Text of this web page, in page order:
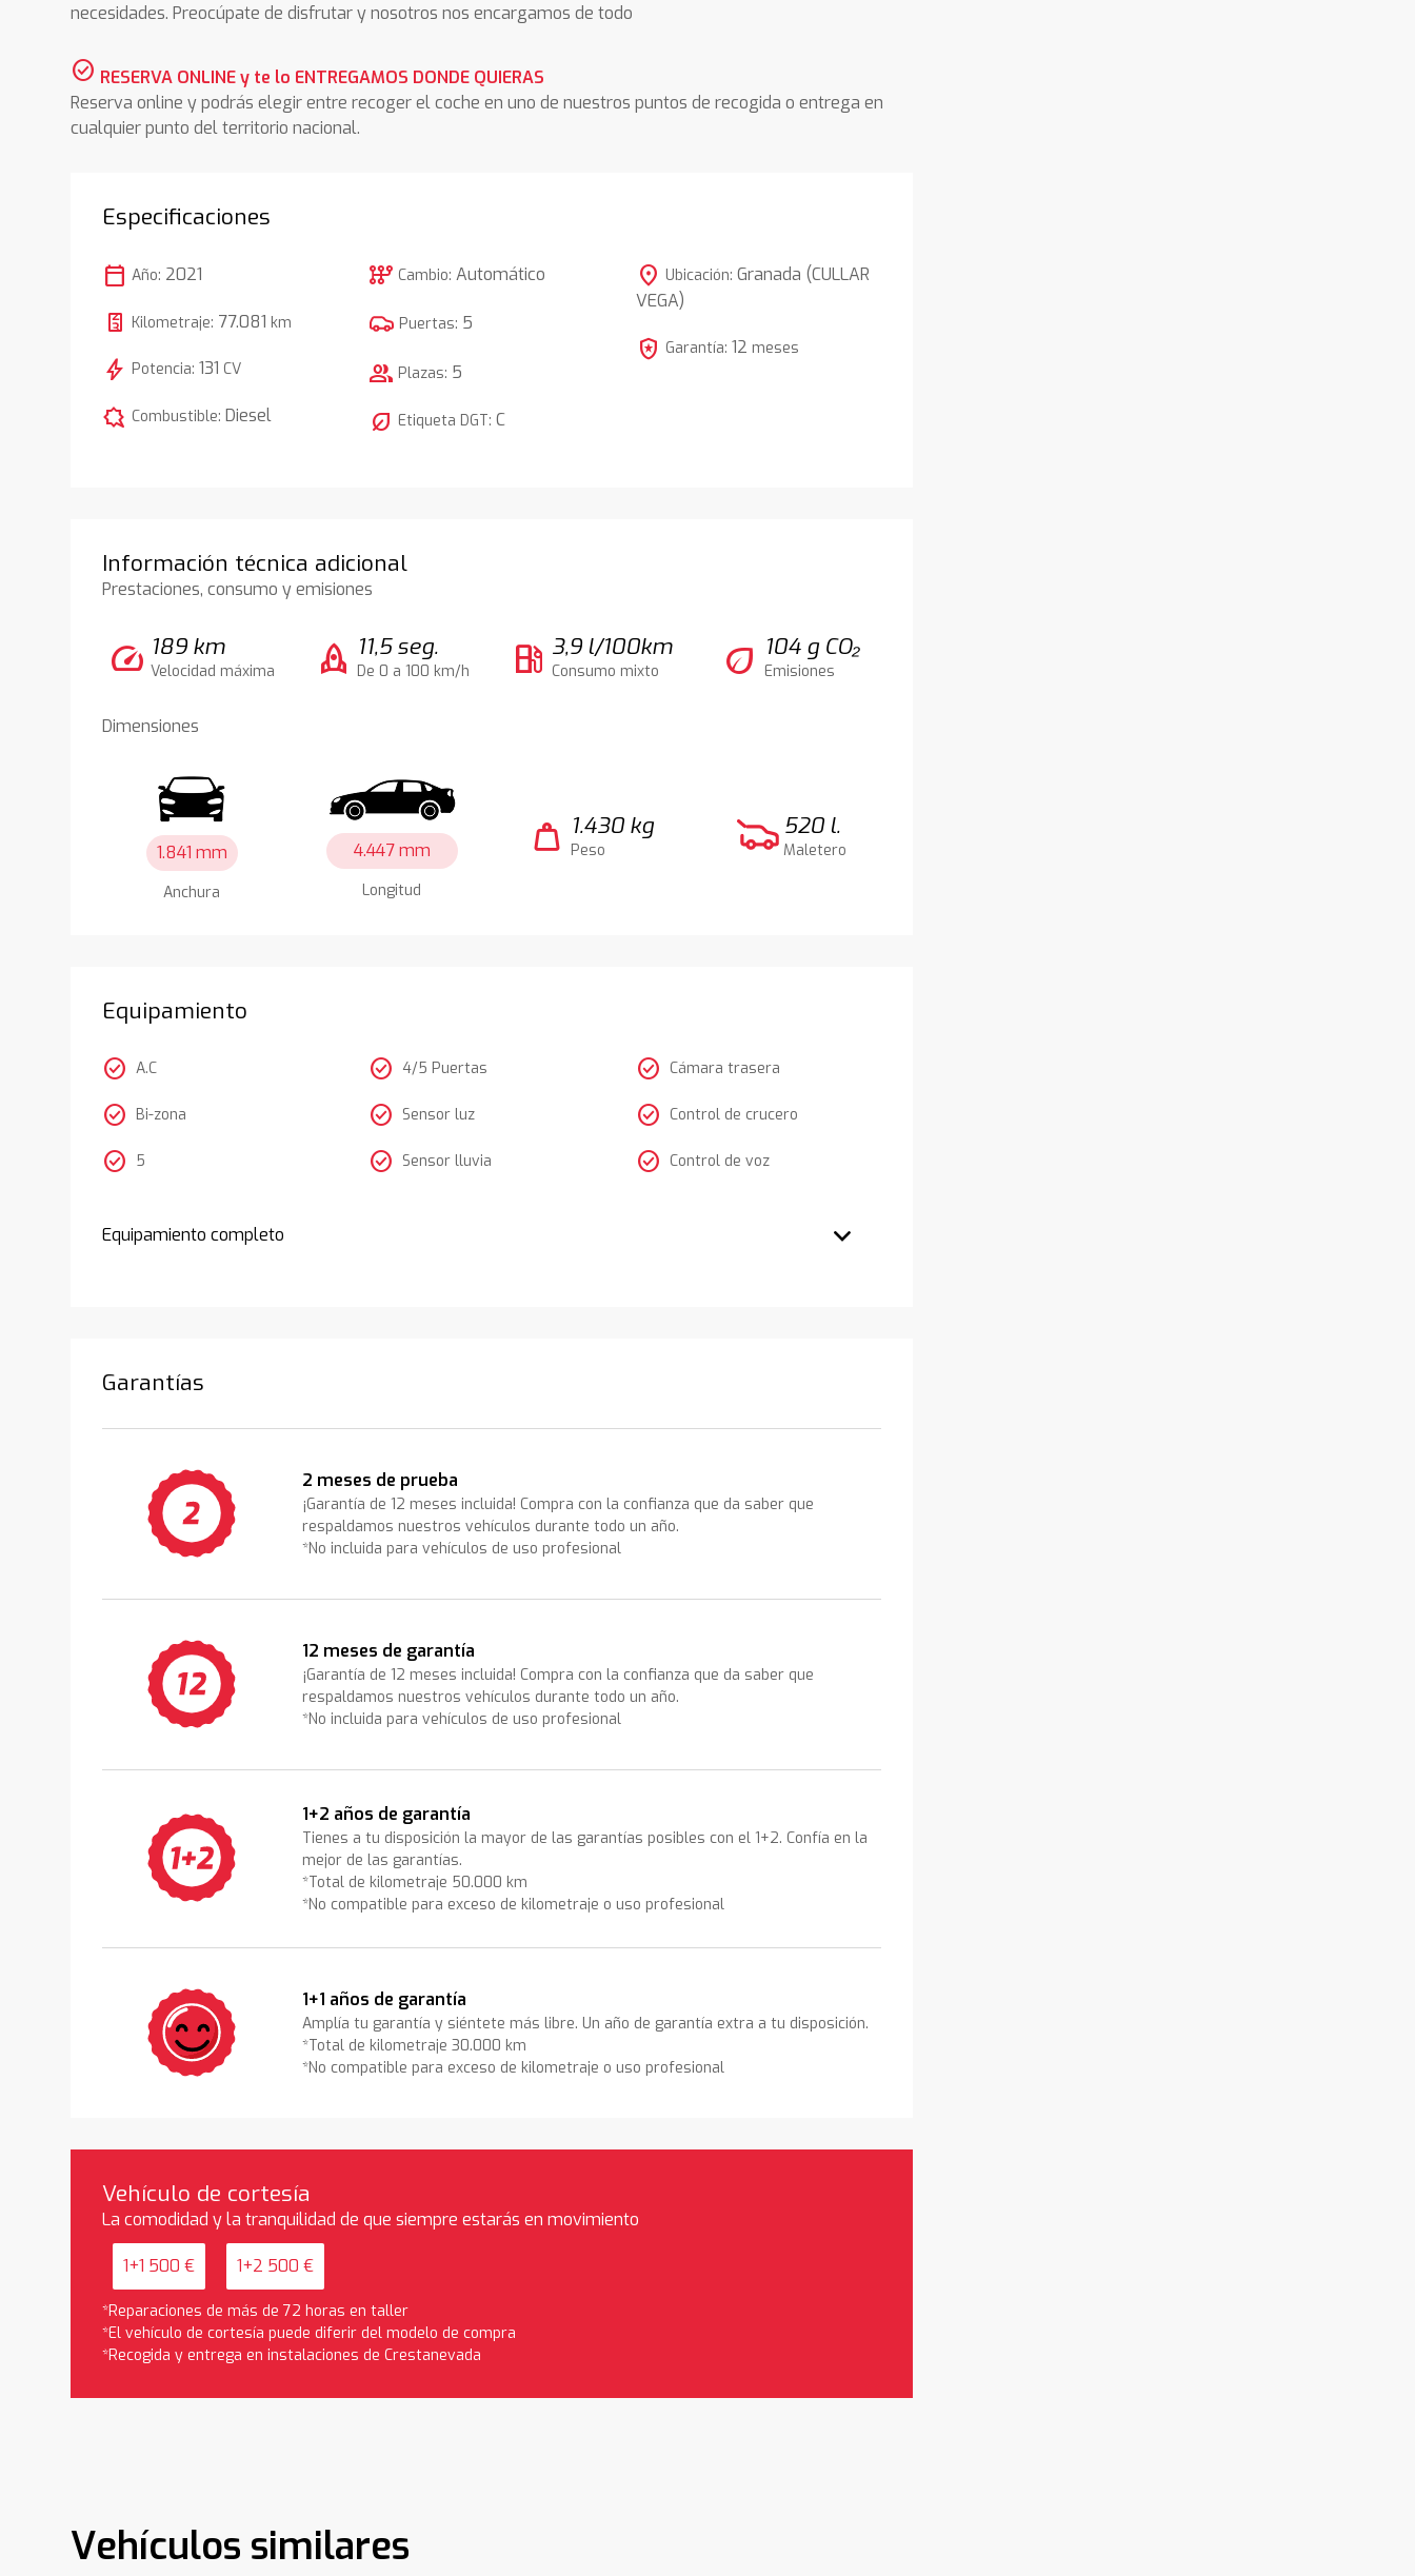
necesidades. Preocúpate de disfrutar y nosotros nos encargamos de todo
check_circle RESERVA ONLINE y te lo ENTREGAMOS DONDE QUIERAS
Reserva online y podrás elegir entre recoger el coche en uno de nuestros puntos de recogida o entrega en
cualquier punto del territorio nacional.
Especificaciones
calendar_today Año: 2021
Kilometraje: 77.081 km
bolt Potencia:131 CV
comic_bubble Combustible:Diesel
auto_transmission Cambio:Automático
Puertas: 5
group Plazas: 5
nest_eco_leaf Etiqueta DGT:C
location_on Ubicación: Granada (CULLAR
VEGA)
local_police Garantía: 12 meses
Información técnica adicional
Prestaciones, consumo y emisiones
speed 189 km
Velocidad máxima rocket 11,5 seg.
De 0 a 100 km/h local_gas_station 3,9 l/100km
Consumo mixto eco 104 g CO₂
Emisiones
Dimensiones
1.841 mm
Anchura
4.447 mm
Longitud
weight 1.430 kg
Peso
520 l.
Maletero
Equipamiento
check_circle A.C
check_circle Bi-zona
check_circle 5
check_circle 4/5 Puertas
check_circle Sensor luz
check_circle Sensor lluvia
check_circle Cámara trasera
check_circle Control de crucero
check_circle Control de voz
Equipamiento completo
Garantías
2 meses de prueba
¡Garantía de 12 meses incluida! Compra con la confianza que da saber que
respaldamos nuestros vehículos durante todo un año.
*No incluida para vehículos de uso profesional
12 meses de garantía
¡Garantía de 12 meses incluida! Compra con la confianza que da saber que
respaldamos nuestros vehículos durante todo un año.
*No incluida para vehículos de uso profesional
1+2 años de garantía
Tienes a tu disposición la mayor de las garantías posibles con el 1+2. Confía en la
mejor de las garantías.
*Total de kilometraje 50.000 km
*No compatible para exceso de kilometraje o uso profesional
1+1 años de garantía
Amplía tu garantía y siéntete más libre. Un año de garantía extra a tu disposición.
*Total de kilometraje 30.000 km
*No compatible para exceso de kilometraje o uso profesional
Vehículo de cortesía
La comodidad y la tranquilidad de que siempre estarás en movimiento
1+1 500 € 1+2 500 €
*Reparaciones de más de 72 horas en taller
*El vehículo de cortesía puede diferir del modelo de compra
*Recogida y entrega en instalaciones de Crestanevada
Vehículos similares